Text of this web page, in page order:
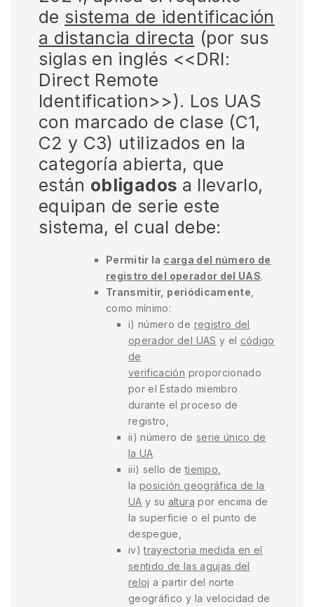
de sistema de identificación
a distancia directa (por sus
siglas en inglés <<DRI:
Direct Remote
Identification>>). Los UAS
con marcado de clase (C1,
C2 y C3) utilizados en la
categoría abierta, que
están obligados a llevarlo,
equipan de serie este
sistema, el cual debe:
Permitir la carga del número de
registro del operador del UAS.
Transmitir, periódicamente
como mínimo:
i) número de registro del
operador del UAS y el código
de
verificación proporcionado
por el Estado miembro
durante el proceso de
registro,
ii) número de serie único de
la UA
iii) sello detiempo
laposición geográfica de la
UA y su altura por encima de
la superficie o el punto de
despegue,
iv)trayectoria medida en el
sentido de las agujas del
reloj a partir del norte
geográfico y la velocidad de